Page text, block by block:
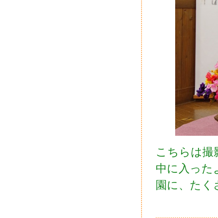
こちらは撮
中に入った
園に、た